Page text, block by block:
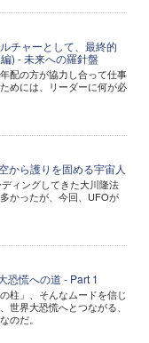
チャーとして、最終的
) - 未来への羅針盤
配の方が協力し合って仕事
めには、リーダーに何が必
から護りを固める宇宙人
ィングしてきた大川隆法
かったが、今回、UFOが
恐慌への道 - Part 1
柱」、そんなムードを信じ
世界大恐慌へとつながる、
のだ。